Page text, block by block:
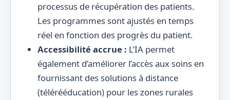
processus de récupération des patients.
Les programmes sont ajustés en temps
réel en fonction des progrès du patient.
Accessibilité accrue : L’IA permet
également d’améliorer l’accès aux soins en
fournissant des solutions à distance
(télérééducation) pour les zones rurales